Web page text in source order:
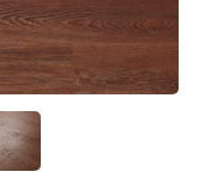
третьим
третьим